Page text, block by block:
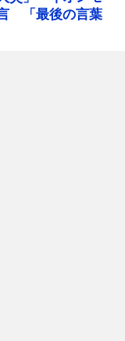
「最後の言葉